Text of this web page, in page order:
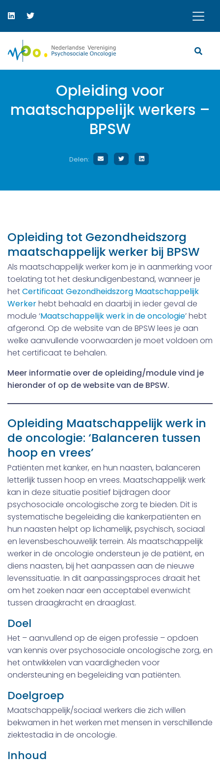
Opleiding voor
maatschappelijk werkers –
BPSW
Delen:
Opleiding tot Gezondheidszorg
maatschappelijk werker bij BPSW
Als maatschappelijk werker kom je in aanmerking voor
toelating tot het deskundigenbestand, wanneer je
hetCertificaat Gezondheidszorg Maatschappelijk
Werkerhebt behaald en daarbij in ieder geval de
module ‘Maatschappelijk werk in de oncologie’ hebt
afgerond. Op de website van de BPSW lees je aan
welke aanvullende voorwaarden je moet voldoen om
het certificaat te behalen.
Meer informatie over de opleiding/module vind je
hieronder of op de website van de BPSW.
Opleiding Maatschappelijk werk in
de oncologie: ‘Balanceren tussen
hoop en vrees’
Patiënten met kanker, en hun naasten, balanceren
letterlijk tussen hoop en vrees. Maatschappelijk werk
kan in deze situatie positief bijdragen door
psychosociale oncologische zorg te bieden. Dit is
systematische begeleiding die kankerpatiënten en
hun naasten helpt op lichamelijk, psychisch, sociaal
en levensbeschouwelijk terrein. Als maatschappelijk
werker in de oncologie ondersteun je de patiënt, en
diens naasten, bij het aanpassen aan de nieuwe
levenssituatie. In dit aanpassingsproces draait het
om het zoeken naar een acceptabel evenwicht
tussen draagkracht en draaglast.
Doel
Het – aanvullend op de eigen professie – opdoen
van kennis over psychosociale oncologische zorg, en
het ontwikkelen van vaardigheden voor
ondersteuning en begeleiding van patiënten.
Doelgroep
Maatschappelijk/sociaal werkers die zich willen
bekwamen in het werken met mensen in verschillende
ziektestadia in de oncologie.
Inhoud